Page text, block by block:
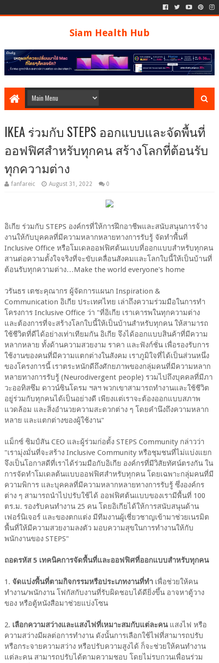
Siam Health Hub
IKEA ร่วมกับ STEPS ออกแบบและจัดพื้นที่
ออฟฟิศสำหรับทุกคน สร้างโลกที่ต้อนรับ
ทุกความต่าง
fanfareic August 31, 2022 0
อิเกีย ร่วมกับ STEPS องค์กรที่ให้การฝึกอาชีพและสนับสนุนการจ้าง
งานให้กับบุคคลที่มีความหลากหลายทางการรับรู้ จัดทำพื้นที่
Inclusive Office หรือโมเดลออฟฟิศต้นแบบที่ออกแบบสำหรับทุกคน
สานต่อความตั้งใจจริงที่จะขับเคลื่อนสังคมและโลกใบนี้ให้เป็นบ้านที่
ต้อนรับทุกความต่าง…Make the world everyone's home
วรันธร เตชะคุณากร ผู้จัดการแผนก Inspiration &
Communication อิเกีย ประเทศไทย เล่าถึงความร่วมมือในการทำ
โครงการ Inclusive Office ว่า "ที่อิเกีย เราเคารพในทุกความต่าง
และต้องการที่จะสร้างโลกใบนี้ให้เป็นบ้านสำหรับทุกคน ให้สามารถ
ใช้ชีวิตที่ดีได้อย่างเท่าเทียมกัน อิเกีย จึงได้ออกแบบสินค้าที่มีความ
หลากหลาย ทั้งด้านความสวยงาม ราคา และฟังก์ชั่น เพื่อรองรับการ
ใช้งานของคนที่มีความแตกต่างในสังคม เราภูมิใจที่ได้เป็นส่วนหนึ่ง
ของโครงการนี้ เราตระหนักดีถึงศักยภาพของกลุ่มคนที่มีความหลาก
หลายทางการรับรู้ (Neurodivergent people) รวมไปถึงบุคคลที่มีภา
วะออทิสซึม ดาวน์ซินโดรม ฯลฯ พวกเขาสามารถทำงานและใช้ชีวิต
อยู่ร่วมกับทุกคนได้เป็นอย่างดี เพียงแต่เราจะต้องออกแบบสภาพ
แวดล้อม และสิ่งอำนวยความสะดวกต่าง ๆ โดยคำนึงถึงความหลาก
หลาย และแตกต่างของผู้ใช้งาน"
แม็กซ์ ซิมป์สัน CEO และผู้ร่วมก่อตั้ง STEPS Community กล่าวว่า
"เรามุ่งมั่นที่จะสร้าง Inclusive Community หรือชุมชนที่ไม่แบ่งแยก
จึงเป็นโอกาสดีที่เราได้ร่วมมือกับอิเกีย องค์กรที่มีวิสัยทัศน์ตรงกัน ใน
การจัดทำโมเดลต้นแบบออฟฟิศสำหรับทุกคน โดยเฉพาะกลุ่มคนที่มี
ความพิการ และบุคคลที่มีความหลากหลายทางการรับรู้ ซึ่งองค์กร
ต่าง ๆ สามารถนำไปปรับใช้ได้ ออฟฟิศต้นแบบของเรามีพื้นที่ 100
ตร.ม. รองรับคนทำงาน 25 คน โดยอิเกียได้ให้การสนับสนุนด้าน
เฟอร์นิเจอร์ และของตกแต่ง มีทีมงานผู้เชี่ยวชาญเข้ามาช่วยเนรมิต
พื้นที่ให้มีความสวยงามลงตัว มอบความสุขในการทำงานให้กับ
พนักงานของ STEPS"
ถอดรหัส 5 เทคนิคการจัดพื้นที่และออฟฟิศที่ออกแบบสำหรับทุกคน
1. จัดแบ่งพื้นที่ตามกิจกรรมหรือประเภทงานที่ทำเพื่อช่วยให้คน
ทำงาน/พนักงาน โฟกัสกับงานที่รับผิดชอบได้ดียิ่งขึ้น อาจหาตู้วาง
ของ หรือตู้หนังสือมาช่วยแบ่งโซน
2. เลือกความสว่างและแสงไฟที่เหมาะสมกับแต่ละคนแสงไฟ หรือ
ความสว่างมีผลต่อการทำงาน ดังนั้นการเลือกใช้ไฟที่สามารถปรับ
หรือกระจายความสว่าง หรือปรับความสูงได้ ก็จะช่วยให้คนทำงาน
แต่ละคน สามารถปรับได้ตามความชอบ โดยไม่รบกวนเพื่อนร่วม